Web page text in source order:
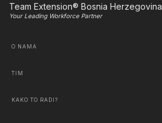
Team Extension® Bosnia Herzegovina
Your Leading Workforce Partner
O NAMA
TIM
KAKO TO RADI?